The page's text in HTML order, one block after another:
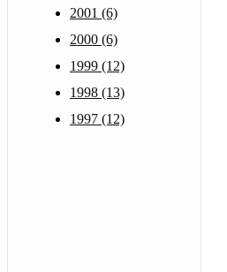
2001 (6)
2000 (6)
1999 (12)
1998 (13)
1997 (12)